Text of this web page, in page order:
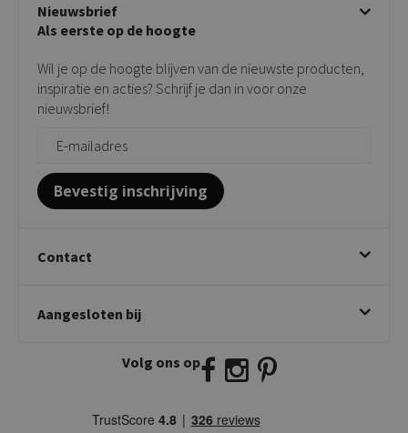
Privacy policy
Taupe stoelen
Tuinstoelen
Bijzettafels
Showroom
Contact
Onderhoudsproducten
Vloerbescherming
Giftcards
Nieuwsbrief
Als eerste op de hoogte
Wil je op de hoogte blijven van de nieuwste producten,
inspiratie en acties? Schrijf je dan in voor onze
nieuwsbrief!
Bevestig inschrijving
Contact
Twijnstraweg 2
info@kickcollection.nl
Aangesloten bij
Volg ons op